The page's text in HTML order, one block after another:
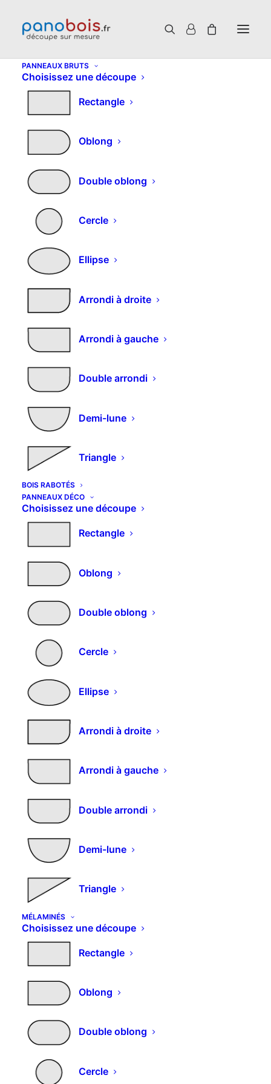
PANNEAUX BRUTS
Choisissez une découpe
Rectangle
Oblong
Double oblong
Cercle
Ellipse
Arrondi à droite
Arrondi à gauche
Double arrondi
Demi-lune
Triangle
BOIS RABOTÉS
PANNEAUX DÉCO
Choisissez une découpe
Rectangle
Oblong
Double oblong
Cercle
Ellipse
Arrondi à droite
Arrondi à gauche
Double arrondi
Demi-lune
Triangle
MÉLAMINÉS
Choisissez une découpe
Rectangle
Oblong
Double oblong
Cercle
Panneau mélaminé sur
mesure décor pierre –
Découpe avec double
arrondi
119,30€
Excellente résistance aux chocs
Excellent équilibre de la surface
Structures de surface authentiques
Voir et télécharger les décors pierre
Dimensions et découpes spéciales : nous
consulter
Selectionnez vos options et
entrez vos mesures
Choisissez l'épaisseur
Choisissez un décor pierre